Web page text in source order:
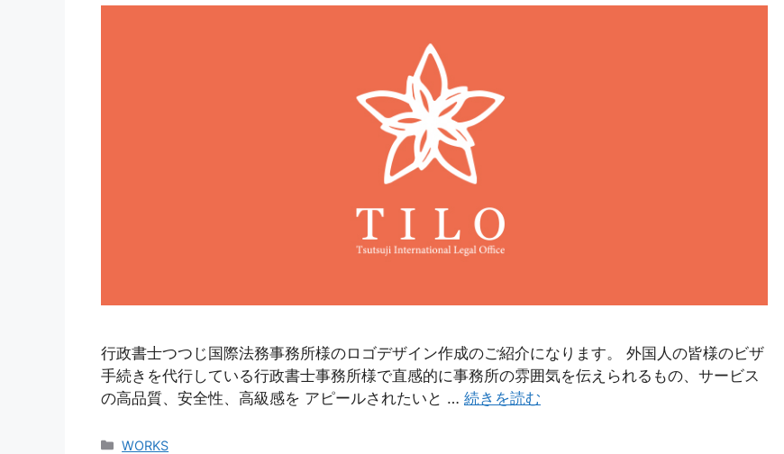
行政書士つつじ国際法務事務所様のロゴデザイン作成のご紹介になります。 外国人の皆様のビザ
手続きを代行している行政書士事務所様で直感的に事務所の雰囲気を伝えられるもの、サービス
の高品質、安全性、高級感を アピールされたいと … 続きを読む
カ
WORKS